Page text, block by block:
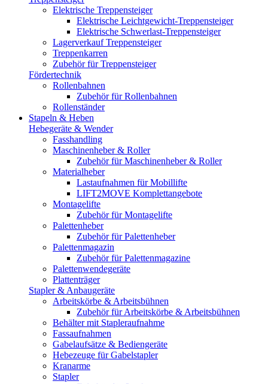
Elektrische Treppensteiger
Elektrische Leichtgewicht-Treppensteiger
Elektrische Schwerlast-Treppensteiger
Lagerverkauf Treppensteiger
Treppenkarren
Zubehör für Treppensteiger
Fördertechnik
Rollenbahnen
Zubehör für Rollenbahnen
Rollenständer
Stapeln & Heben
Hebegeräte & Wender
Fasshandling
Maschinenheber & Roller
Zubehör für Maschinenheber & Roller
Materialheber
Lastaufnahmen für Mobillifte
LIFT2MOVE Komplettangebote
Montagelifte
Zubehör für Montagelifte
Palettenheber
Zubehör für Palettenheber
Palettenmagazin
Zubehör für Palettenmagazine
Palettenwendegeräte
Plattenträger
Stapler & Anbaugeräte
Arbeitskörbe & Arbeitsbühnen
Zubehör für Arbeitskörbe & Arbeitsbühnen
Behälter mit Stapleraufnahme
Fassaufnahmen
Gabelaufsätze & Bediengeräte
Hebezeuge für Gabelstapler
Kranarme
Stapler